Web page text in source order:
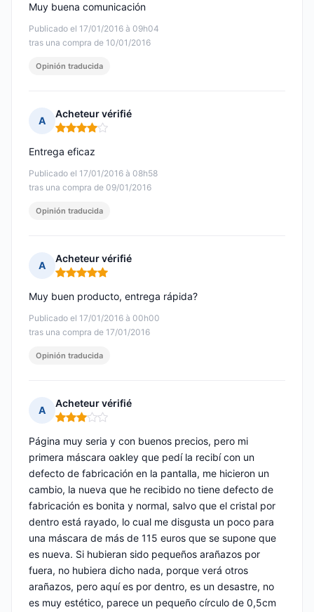
Publicado el 17/01/2016 à 09h04
tras una compra de 10/01/2016
Muy buena comunicación
Opinión traducida
A
Acheteur vérifié
Nota: 4 de 5
Publicado el 17/01/2016 à 08h58
tras una compra de 09/01/2016
Entrega eficaz
Opinión traducida
A
Acheteur vérifié
Nota: 5 de 5
Publicado el 17/01/2016 à 00h00
tras una compra de 17/01/2016
Muy buen producto, entrega rápida?
Opinión traducida
A
Acheteur vérifié
Nota: 3 de 5
Página muy seria y con buenos precios, pero mi
primera máscara oakley que pedí la recibí con un
defecto de fabricación en la pantalla, me hicieron un
cambio, la nueva que he recibido no tiene defecto de
fabricación es bonita y normal, salvo que el cristal por
dentro está rayado, lo cual me disgusta un poco para
una máscara de más de 115 euros que se supone que
es nueva. Si hubieran sido pequeños arañazos por
fuera, no hubiera dicho nada, porque verá otros
arañazos, pero aquí es por dentro, es un desastre, no
es muy estético, parece un pequeño círculo de 0,5cm